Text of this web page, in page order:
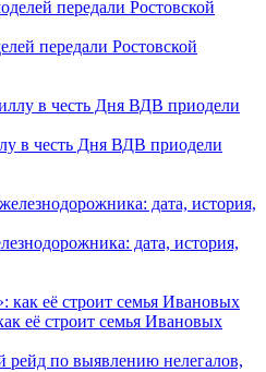
передали Ростовской
в честь Дня ВДВ приодели
дата, история,
её строит семья Ивановых